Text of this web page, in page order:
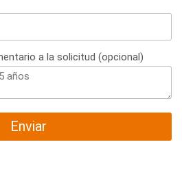
a la solicitud (opcional)
Enviar